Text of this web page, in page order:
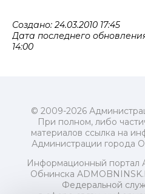
Создано: 24.03.2010 17:45
Дата последнего
14:00
© 2009-2026
При полном, либо
материалов ссылка на
Администрации города
Информационный портал
Обнинска
Федеральной